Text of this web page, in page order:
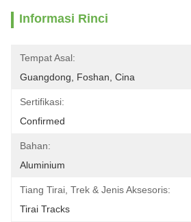
Informasi Rinci
Tempat Asal:
Guangdong, Foshan, Cina
Sertifikasi:
Confirmed
Bahan:
Aluminium
Tiang Tirai, Trek & Jenis Aksesoris:
Tirai Tracks